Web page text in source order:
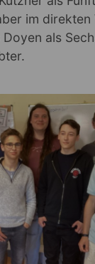
im direkten
als